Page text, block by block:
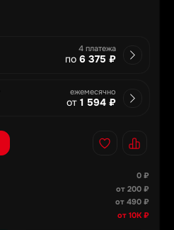
4 платежа
по 6 375 ₽
ежемесячно
от 1 594 ₽
0 ₽
от 200 ₽
от 490 ₽
от 10К ₽